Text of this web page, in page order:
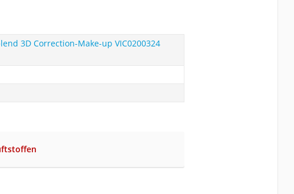
3D Correction-Make-up VIC0200324